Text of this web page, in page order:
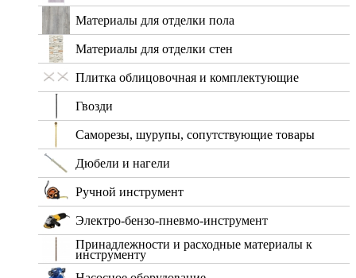
Материалы для отделки пола
Материалы для отделки стен
Плитка облицовочная и комплектующие
Гвозди
Саморезы, шурупы, сопутствующие товары
Дюбели и нагели
Ручной инструмент
Электро-бензо-пневмо-инструмент
Принадлежности и расходные материалы к
инструменту